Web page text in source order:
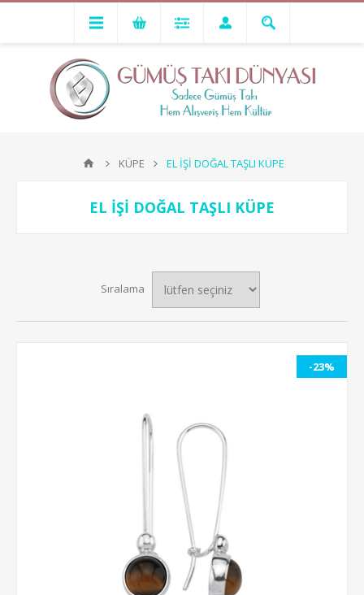
KÜPE EL İŞİ DOĞAL TAŞLI KÜPE
EL İŞİ DOĞAL TAŞLI KÜPE
Sıralama
-23%